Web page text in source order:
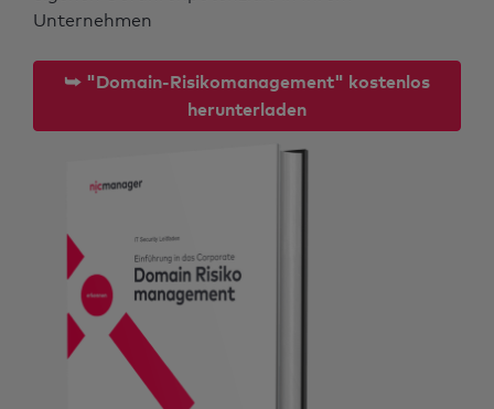
Unternehmen
⮩ "Domain-Risikomanagement" kostenlos
herunterladen